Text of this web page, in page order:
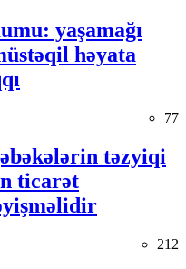
yaşamağı
həyata
77
təzyiqi
ticarət
212